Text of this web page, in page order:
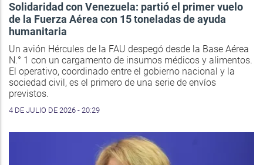
Solidaridad con Venezuela: partió el primer vuelo
de la Fuerza Aérea con 15 toneladas de ayuda
humanitaria
Un avión Hércules de la FAU despegó desde la Base Aérea
N.° 1 con un cargamento de insumos médicos y alimentos.
El operativo, coordinado entre el gobierno nacional y la
sociedad civil, es el primero de una serie de envíos
previstos.
4 DE JULIO DE 2026 - 20:29